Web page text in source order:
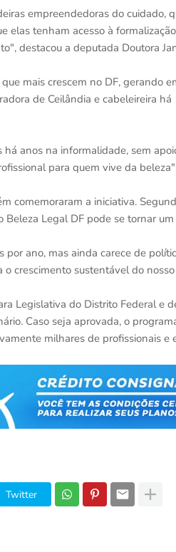
empreendedoras do
elas tenham acesso à
destacou a deputada Doutora
mais crescem no DF, gerando
de Ceilândia e cabeleireira
anos na informalidade, sem
para quem vive da
comemoraram a iniciativa.
Beleza Legal DF pode se tornar
por ano, mas ainda carece de
o crescimento sustentável do
Legislativa do Distrito Federal e
Caso seja aprovada, o
milhares de profissionais
Twitter